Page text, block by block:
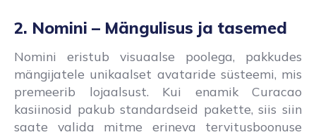
2. Nomini – Mängulisus ja tasemed
Nomini eristub visuaalse poolega, pakkudes
mängijatele unikaalset avataride süsteemi, mis
premeerib lojaalsust. Kui enamik Curacao
kasiinosid pakub standardseid pakette, siis siin
saate valida mitme erineva tervitusboonuse